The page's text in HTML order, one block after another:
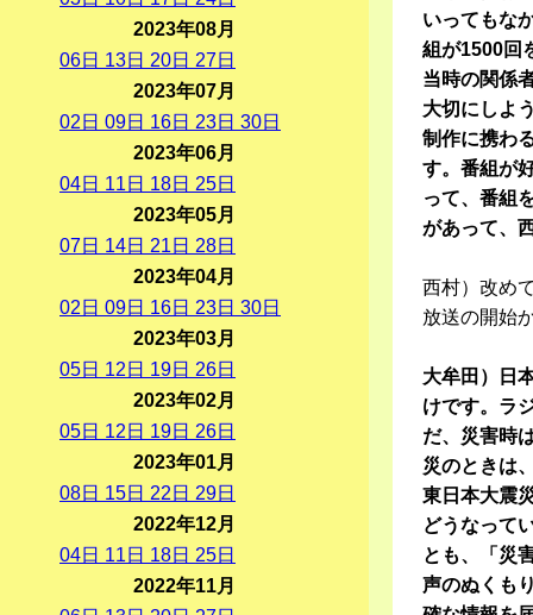
いってもな
組が1500回
当時の関係
大切にしよ
制作に携わ
す。番組が
って、番組
があって、
西村）改め
放送の開始
大牟田）日
けです。ラ
だ、災害時
災のときは
東日本大震
どうなって
とも、「災
声のぬくも
2023年08月
06日 13日 20日 27日
2023年07月
02 日 09日 16日 23日 30日
2023年06月
04日 11 日 18日 25日
2023年05月
07日 14日 21 日 28日
2023年04月
02 日 09日 16日 23日 30日
2023年03月
05日 12 日 19日 26日
2023年02月
05日 12 日 19日 26日
2023年01月
08日 15日 22 日 29日
2022年12月
04日 11 日 18日 25日
2022年11月